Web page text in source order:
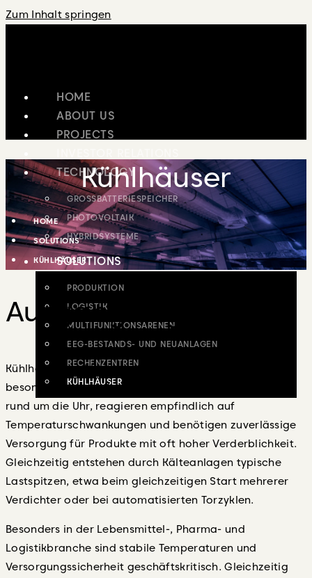
Zum Inhalt springen
HOME
ABOUT US
PROJECTS
TECHNOLOGY
GROSSBATTERIESPEICHER
PHOTOVOLTAIK
HYBRIDSYSTEME
SOLUTIONS
PRODUKTION
LOGISTIK
MULTIFUNKTIONSARENEN
EEG-BESTANDS- UND NEUANLAGEN
RECHENZENTREN
KÜHLHÄUSER
CAREERS
NEWS
STANDORTANALYSE
X
Kühlhäuser
HOME
SOLUTIONS
KÜHLHÄUSER
Ausgangslage
Kühlhäuser und Kältezentren sind energetisch
besonders anspruchsvolle Infrastrukturen: Sie laufen
rund um die Uhr, reagieren empfindlich auf
Temperaturschwankungen und benötigen zuverlässige
Versorgung für Produkte mit oft hoher Verderblichkeit.
Gleichzeitig entstehen durch Kälteanlagen typische
Lastspitzen, etwa beim gleichzeitigen Start mehrerer
Verdichter oder bei automatisierten Torzyklen.
Besonders in der Lebensmittel-, Pharma- und
Logistikbranche sind stabile Temperaturen und
Versorgungssicherheit geschäftskritisch. Gleichzeitig